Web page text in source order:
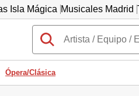
Isla Mágica Musicales Madrid
Ópera/Clásica